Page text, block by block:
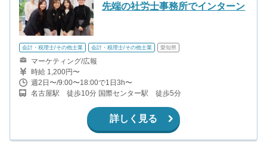
先端の社労士事務所でインターン
会計・税理士/その他士業 会計・税理士/その他士業 愛知県
マーケティング/広報
時給 1,200円〜
週2日〜/9:00〜18:00で1日3h〜
名古屋駅 徒歩10分 国際センター駅 徒歩5分
詳しく見る